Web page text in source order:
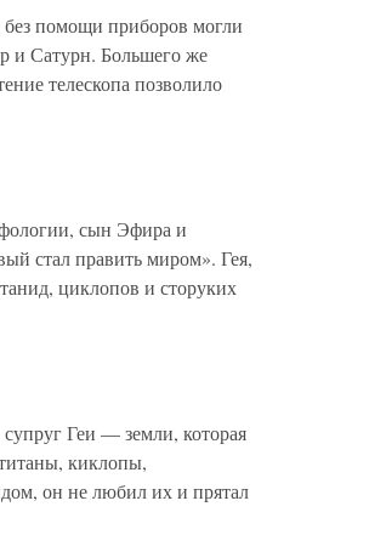
без помощи приборов могли
и Сатурн. Большего же
телескопа позволило
сын Эфира и
стал править миром». Гея,
циклопов и сторуких
Геи — земли, которая
киклопы,
он не любил их и прятал